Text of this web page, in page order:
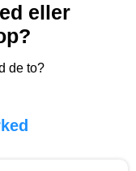
eller
de to?